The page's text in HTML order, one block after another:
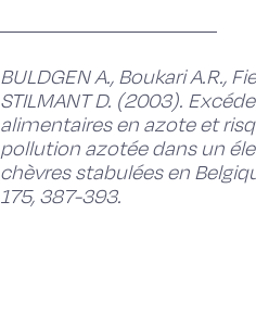
BULDGEN A., Boukari A.R.,
STILMANT D. (2003).
alimentaires en azote et
pollution azotée dans un
chèvres stabulées en
175, 387-393.